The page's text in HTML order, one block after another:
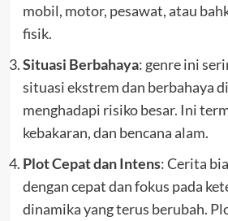
mobil, motor, pesawat, atau
fisik.
Situasi Berbahaya: genre ini
situasi ekstrem dan berbahaya
menghadapi risiko besar. Ini
kebakaran, dan bencana alam.
Plot Cepat dan Intens: Cerita
dengan cepat dan fokus pada
dinamika yang terus berubah.